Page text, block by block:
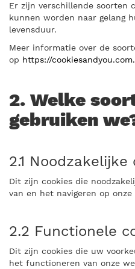
Er zijn verschillende soorten
kunnen worden naar gelang
levensduur.
Meer informatie over de
op https://cookiesandyou.com.
2. Welke
gebruiken
2.1 Noodzakelijke
Dit zijn cookies die
van en het navigeren op onze
2.2 Functionele
Dit zijn cookies die uw
het functioneren van onze